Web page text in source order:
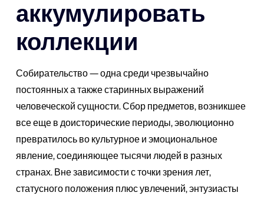
аккумулировать
коллекции
Собирательство — одна среди чрезвычайно
постоянных а также старинных выражений
человеческой сущности. Сбор предметов, возникшее
все еще в доисторические периоды, эволюционно
превратилось во культурное и эмоциональное
явление, соединяющее тысячи людей в разных
странах. Вне зависимости с точки зрения лет,
статусного положения плюс увлечений, энтузиасты